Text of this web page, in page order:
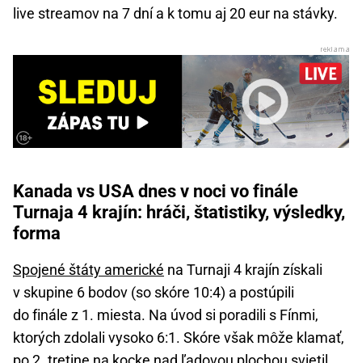
live streamov na 7 dní a k tomu aj 20 eur na stávky.
Kanada vs USA dnes v noci vo finále
Turnaja 4 krajín: hráči, štatistiky, výsledky,
forma
Spojené štáty americké na Turnaji 4 krajín získali
v skupine 6 bodov (so skóre 10:4) a postúpili
do finále z 1. miesta. Na úvod si poradili s Fínmi,
ktorých zdolali vysoko 6:1. Skóre však môže klamať,